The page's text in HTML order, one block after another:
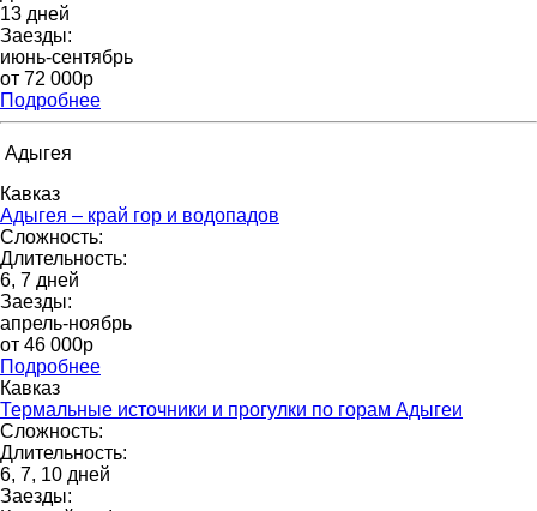
13 дней
Заезды:
июнь-сентябрь
от 72 000p
Подробнее
Адыгея
Кавказ
Адыгея – край гор и водопадов
Сложность:
Длительность:
6, 7 дней
Заезды:
апрель-ноябрь
от 46 000p
Подробнее
Кавказ
Термальные источники и прогулки по горам Адыгеи
Сложность:
Длительность:
6, 7, 10 дней
Заезды: